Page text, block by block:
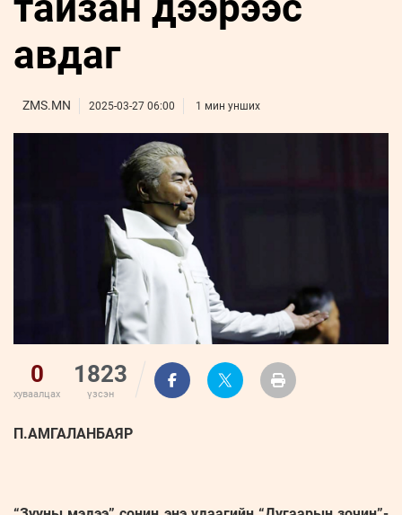
Бүртгүүлэх
Бизнес
хөгжил
Leaderships
ФОТО
ҮНДЭСНИЙ
МЭДЭЭЛЛИЙН
авдаг
ZMS.MN 2025-03-27 06:00 1 мин унших
0
хуваалцах
1823
үзсэн
П.АМГАЛАНБАЯР